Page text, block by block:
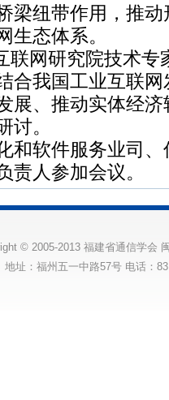
梁纽带作用，推
生态体系。
网研究院技术专
合我国工业互联
展、推动实体经
讨。
和软件服务业司
责人参加会议。
© 2005-2013 福建省通信学会
地址：福州五一中路57号 电话：